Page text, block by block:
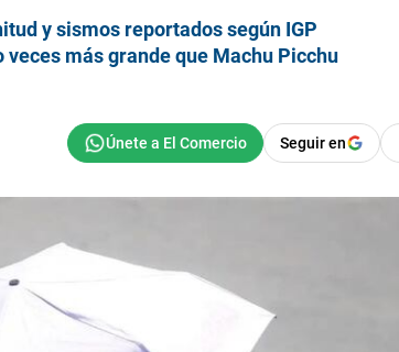
y sismos reportados según IGP
más grande que Machu Picchu
Seguir en